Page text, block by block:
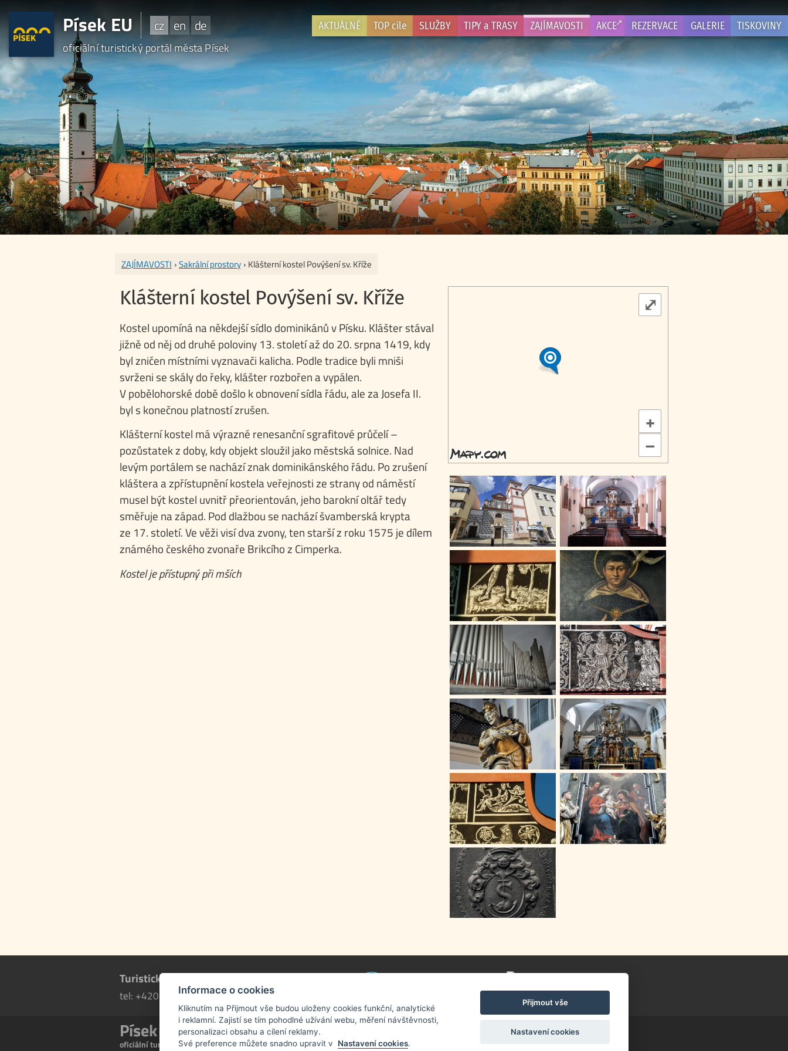
Písek EU cz en de
oficiální turistický portál města Písek
AKTUÁLNĚ TOP cíle SLUŽBY TIPY a TRASY ZAJÍMAVOSTI AKCE REZERVACE GALERIE TISKOVINY
ZAJÍMAVOSTI ›Sakrální prostory › Klášterní kostel Povýšení sv. Kříže
Klášterní kostel Povýšení sv. Kříže
Kostel upomíná na někdejší sídlo dominikánů v Písku. Klášter stával
jižně od něj od druhé poloviny 13. století až do 20. srpna 1419, kdy
byl zničen místními vyznavači kalicha. Podle tradice byli mniši
svrženi se skály do řeky, klášter rozbořen a vypálen.
V pobělohorské době došlo k obnovení sídla řádu, ale za Josefa II.
byl s konečnou platností zrušen.
Klášterní kostel má výrazné renesanční sgrafitové průčelí –
pozůstatek z doby, kdy objekt sloužil jako městská solnice. Nad
levým portálem se nachází znak dominikánského řádu. Po zrušení
kláštera a zpřístupnění kostela veřejnosti ze strany od náměstí
musel být kostel uvnitř přeorientován, jeho barokní oltář tedy
směřuje na západ. Pod dlažbou se nachází švamberská krypta
ze 17. století. Ve věži visí dva zvony, ten starší z roku 1575 je dílem
známého českého zvonaře Brikcího z Cimperka.
Kostel je přístupný při mších
+
–
⤢
Turistické informační centrum Písek
tel: +420 602 771 596 více info >>
Písek EU
oficiální turistický portál města Písek
Informace o cookies
Kliknutím na Přijmout vše budou uloženy cookies funkční, analytické
i reklamní. Zajistí se tím pohodlné užívání webu, měření návštěvnosti,
personalizaci obsahu a cílení reklamy.
Své preference můžete snadno upravit v Nastavení cookies.
Přijmout vše
Nastavení cookies